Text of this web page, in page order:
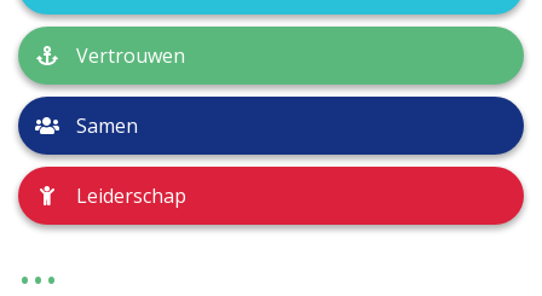
Vertrouwen
Samen
Leiderschap
...